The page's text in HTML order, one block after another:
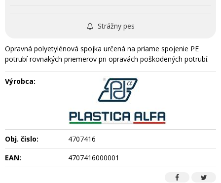
Strážny pes
Opravná polyetylénová spojka určená na priame spojenie PE
potrubí rovnakých priemerov pri opravách poškodených potrubí.
Výrobca:
Obj. čislo:
4707416
EAN:
4707416000001